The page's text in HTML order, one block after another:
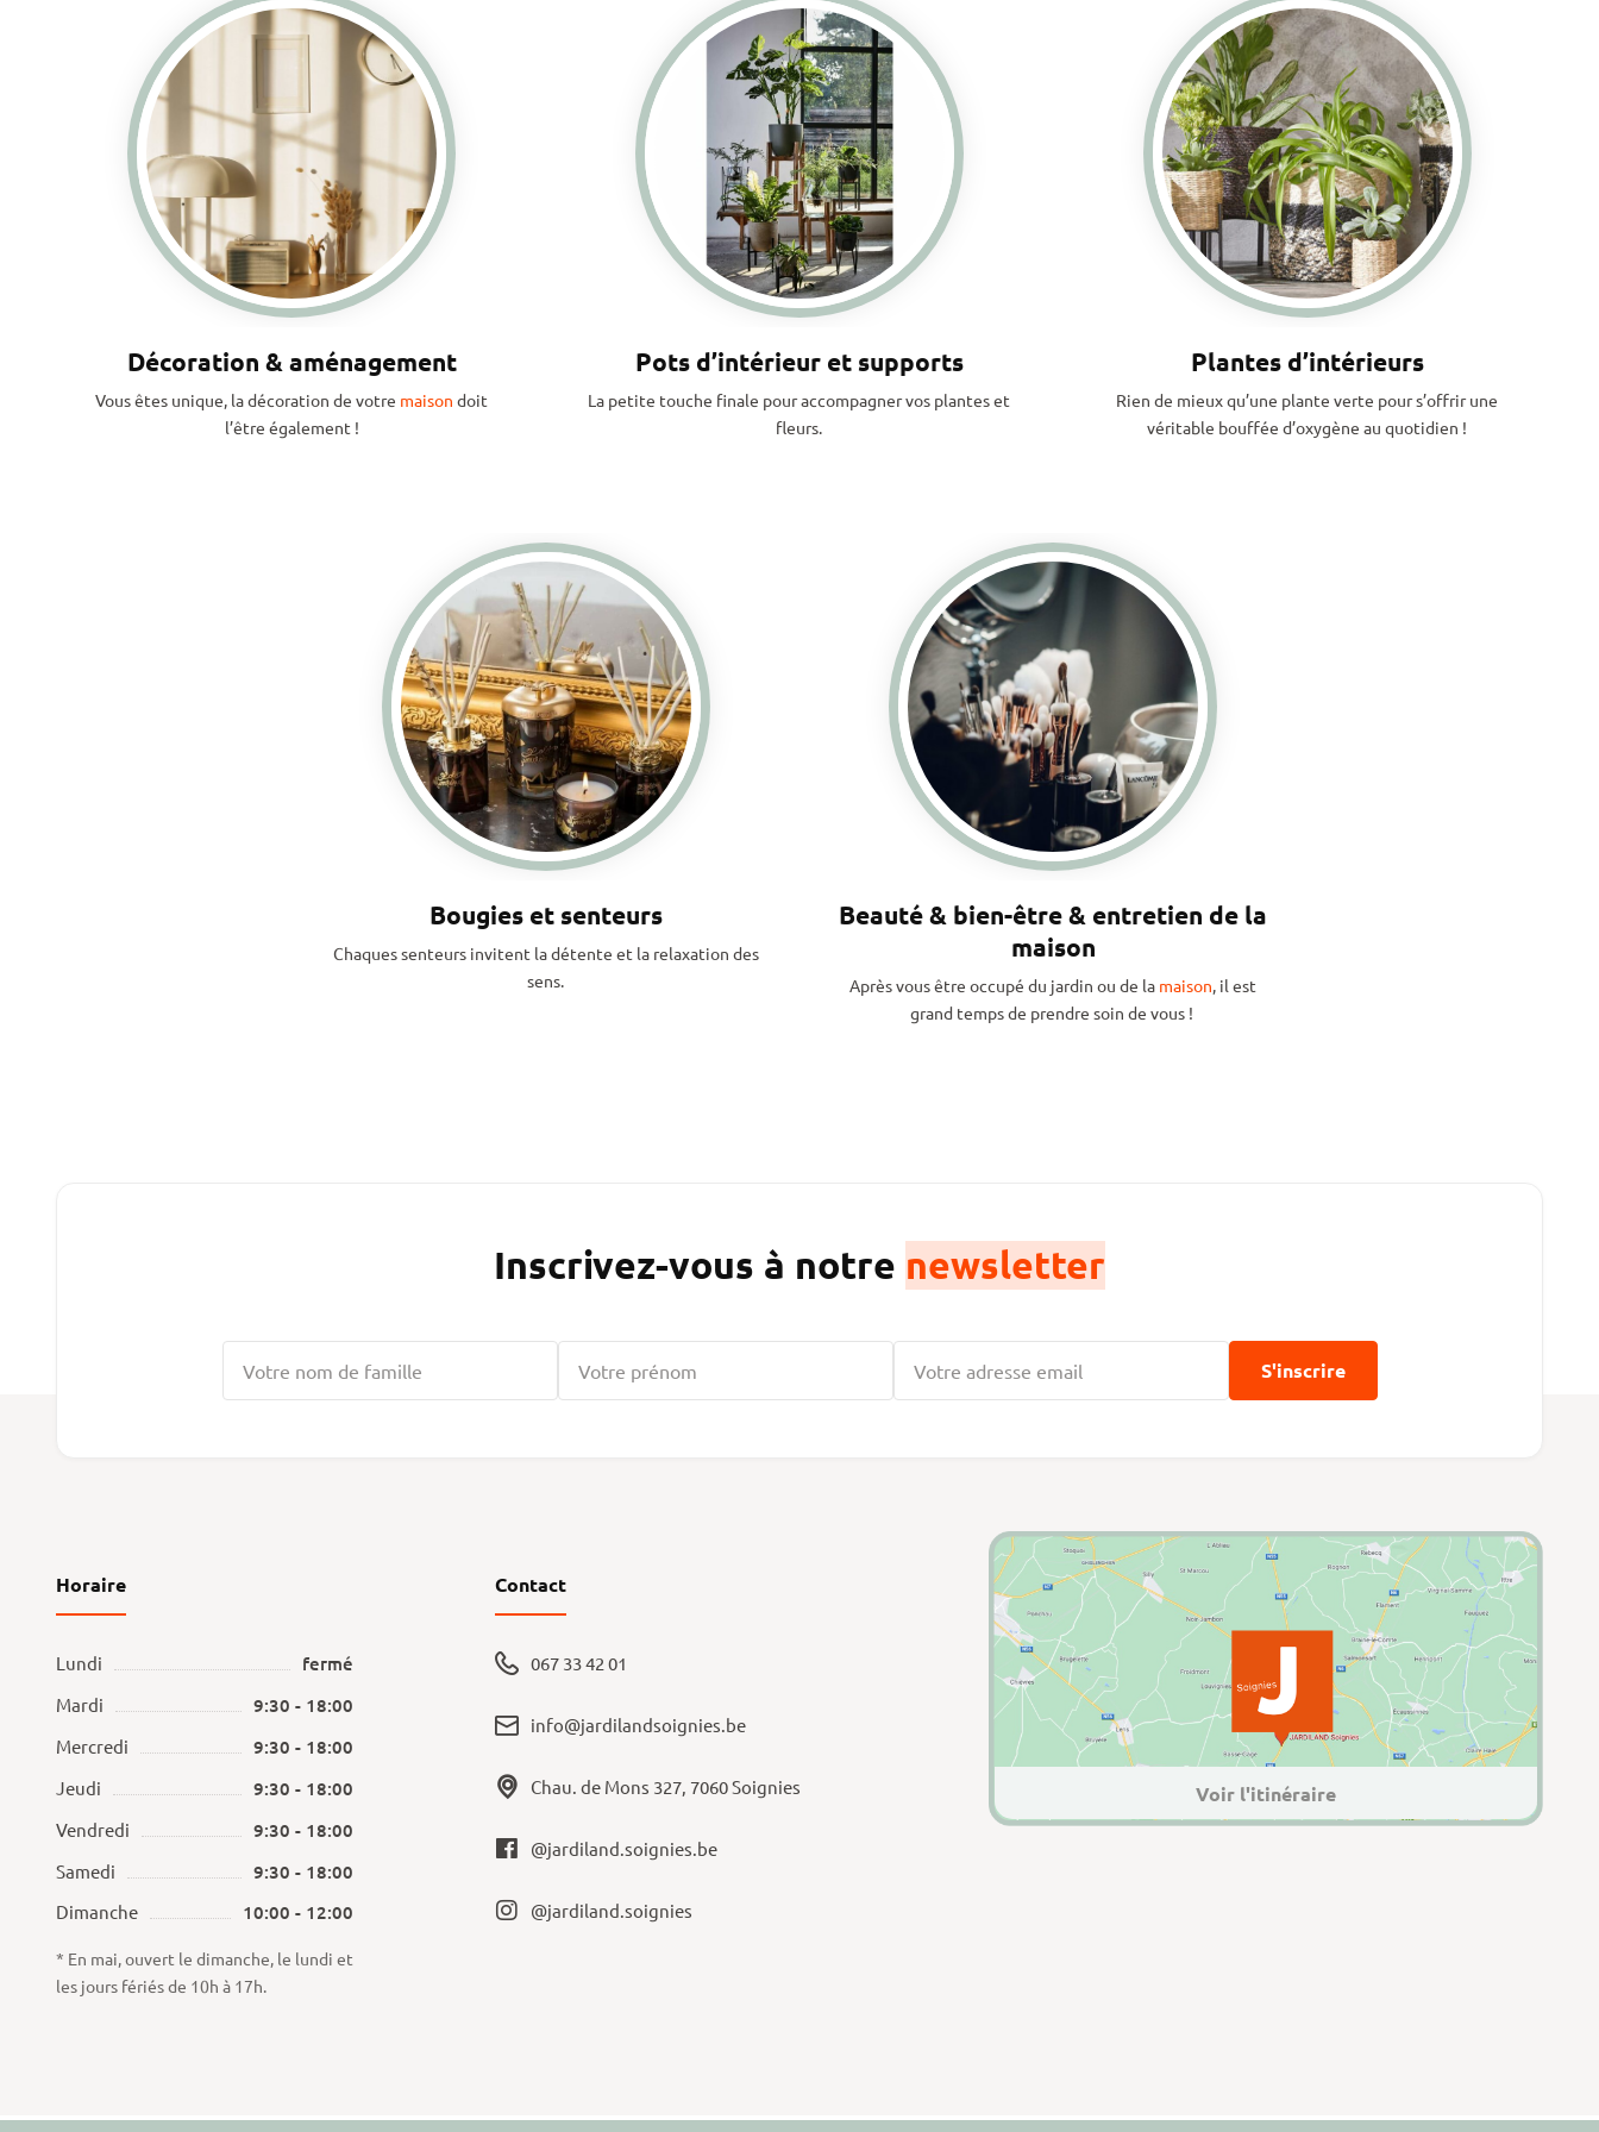
Décoration & aménagement
Vous êtes unique, la décoration de votre maison doit
l’être également !
Pots d’intérieur et supports
La petite touche finale pour accompagner vos plantes et
fleurs.
Plantes d’intérieurs
Rien de mieux qu’une plante verte pour s’offrir une
véritable bouffée d’oxygène au quotidien !
Bougies et senteurs
Chaques senteurs invitent la détente et la relaxation des
sens.
Beauté & bien-être & entretien de la
maison
Après vous être occupé du jardin ou de la maison, il est
grand temps de prendre soin de vous !
Inscrivez-vous à notre newsletter
S'inscrire
Horaire
Lundi fermé
Mardi 9:30 - 18:00
Mercredi 9:30 - 18:00
Jeudi 9:30 - 18:00
Vendredi 9:30 - 18:00
Samedi 9:30 - 18:00
Dimanche 10:00 - 12:00
* En mai, ouvert le dimanche, le lundi et
les jours fériés de 10h à 17h.
Contact
067 33 42 01
info@jardilandsoignies.be
Chau. de Mons 327, 7060 Soignies
@jardiland.soignies.be
@jardiland.soignies
Voir l'itinéraire